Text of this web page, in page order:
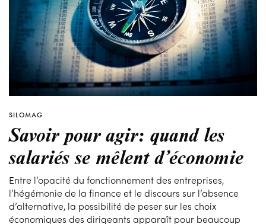
SILOMAG
Savoir pour agir: quand les
salariés se mêlent d’économie
Entre l’opacité du fonctionnement des entreprises,
l’hégémonie de la finance et le discours sur l’absence
d’alternative, la possibilité de peser sur les choix
économiques des dirigeants apparaît pour beaucoup